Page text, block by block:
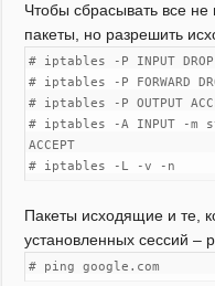
Чтобы сбрасывать все
пакеты, но разрешить
# iptables -P INPUT DROP
# iptables -P FORWARD
# iptables -P OUTPUT
# iptables -A INPUT -m
ACCEPT
# iptables -L -v -n
Пакеты исходящие и те,
установленных сессий –
# ping google.com